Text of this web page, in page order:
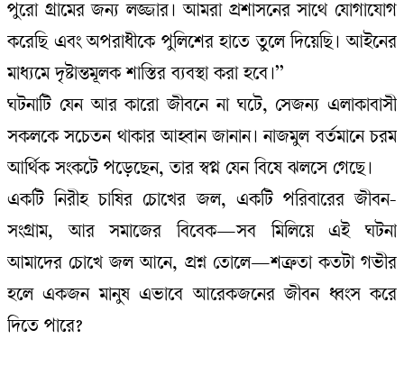
পুরো গ্রামের জন্য লজ্জার। আমরা প্রশাসনের সাথে যোগাযোগ
করেছি এবং অপরাধীকে পুলিশের হাতে তুলে দিয়েছি। আইনের
মাধ্যমে দৃষ্টান্তমূলক শাস্তির ব্যবস্থা করা হবে।”
ঘটনাটি যেন আর কারো জীবনে না ঘটে, সেজন্য এলাকাবাসী
সকলকে সচেতন থাকার আহ্বান জানান। নাজমুল বর্তমানে চরম
আর্থিক সংকটে পড়েছেন, তার স্বপ্ন যেন বিষে ঝলসে গেছে।
একটি নিরীহ চাষির চোখের জল, একটি পরিবারের জীবন-
সংগ্রাম, আর সমাজের বিবেক—সব মিলিয়ে এই ঘটনা
আমাদের চোখে জল আনে, প্রশ্ন তোলে—শত্রুতা কতটা গভীর
হলে একজন মানুষ এভাবে আরেকজনের জীবন ধ্বংস করে
দিতে পারে?